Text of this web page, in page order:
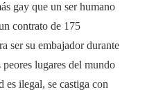
gay que un ser humano
contrato de 175
ser su embajador durante
lugares del mundo
es ilegal, se castiga con